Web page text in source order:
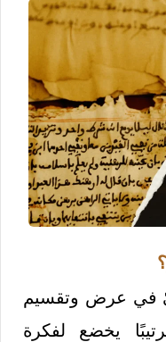
في عرض وتقسيم
يخضع لفكرة